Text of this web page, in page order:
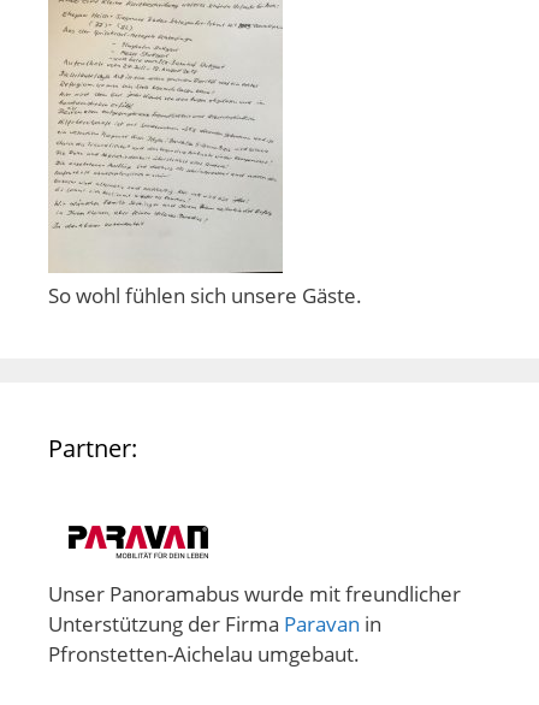
So wohl fühlen sich unsere Gäste.
Partner:
Unser Panoramabus wurde mit freundlicher
Unterstützung der Firma Paravan in
Pfronstetten-Aichelau umgebaut.